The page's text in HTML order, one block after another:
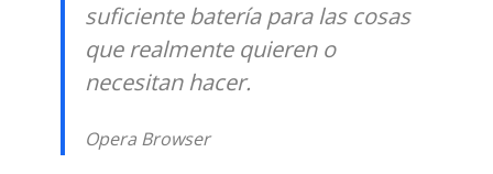
suficiente batería para las cosas
que realmente quieren o
necesitan hacer.
Opera Browser